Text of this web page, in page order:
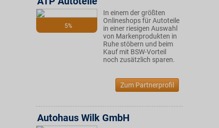
5%
In einem der größten
Onlineshops für Autoteile
in einer riesigen Auswahl
von Markenprodukten in
Ruhe stöbern und beim
Kauf mit BSW-Vorteil
noch zusätzlich sparen.
Zum Partnerprofil
Autohaus Wilk GmbH